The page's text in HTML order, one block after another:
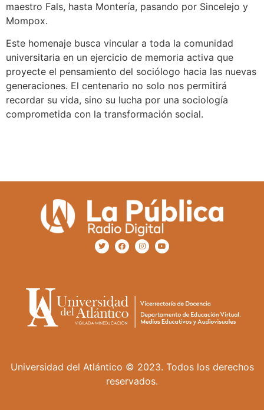
maestro Fals, hasta Montería, pasando por Sincelejo y
Mompox.
Este homenaje busca vincular a toda la comunidad
universitaria en un ejercicio de memoria activa que
proyecte el pensamiento del sociólogo hacia las nuevas
generaciones. El centenario no solo nos permitirá
recordar su vida, sino su lucha por una sociología
comprometida con la transformación social.
Universidad del Atlántico © 2023. Todos los derechos
reservados.